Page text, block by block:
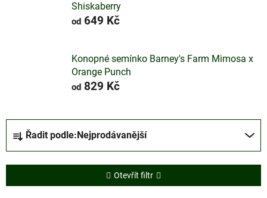
Shiskaberry
od 649 Kč
Konopné semínko Barney's Farm Mimosa x
Orange Punch
od 829 Kč
n
Řadit podle:Nejprodávanější
Otevřít filtr